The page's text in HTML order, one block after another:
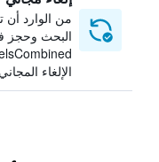
من الوارد
البحث وحجز
الإلغاء المجاني